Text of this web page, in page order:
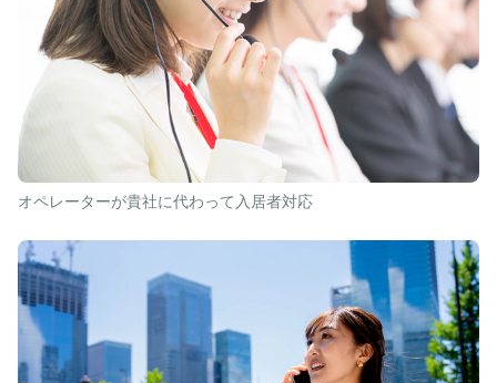
オペレーターが貴社に代わって入居者対応